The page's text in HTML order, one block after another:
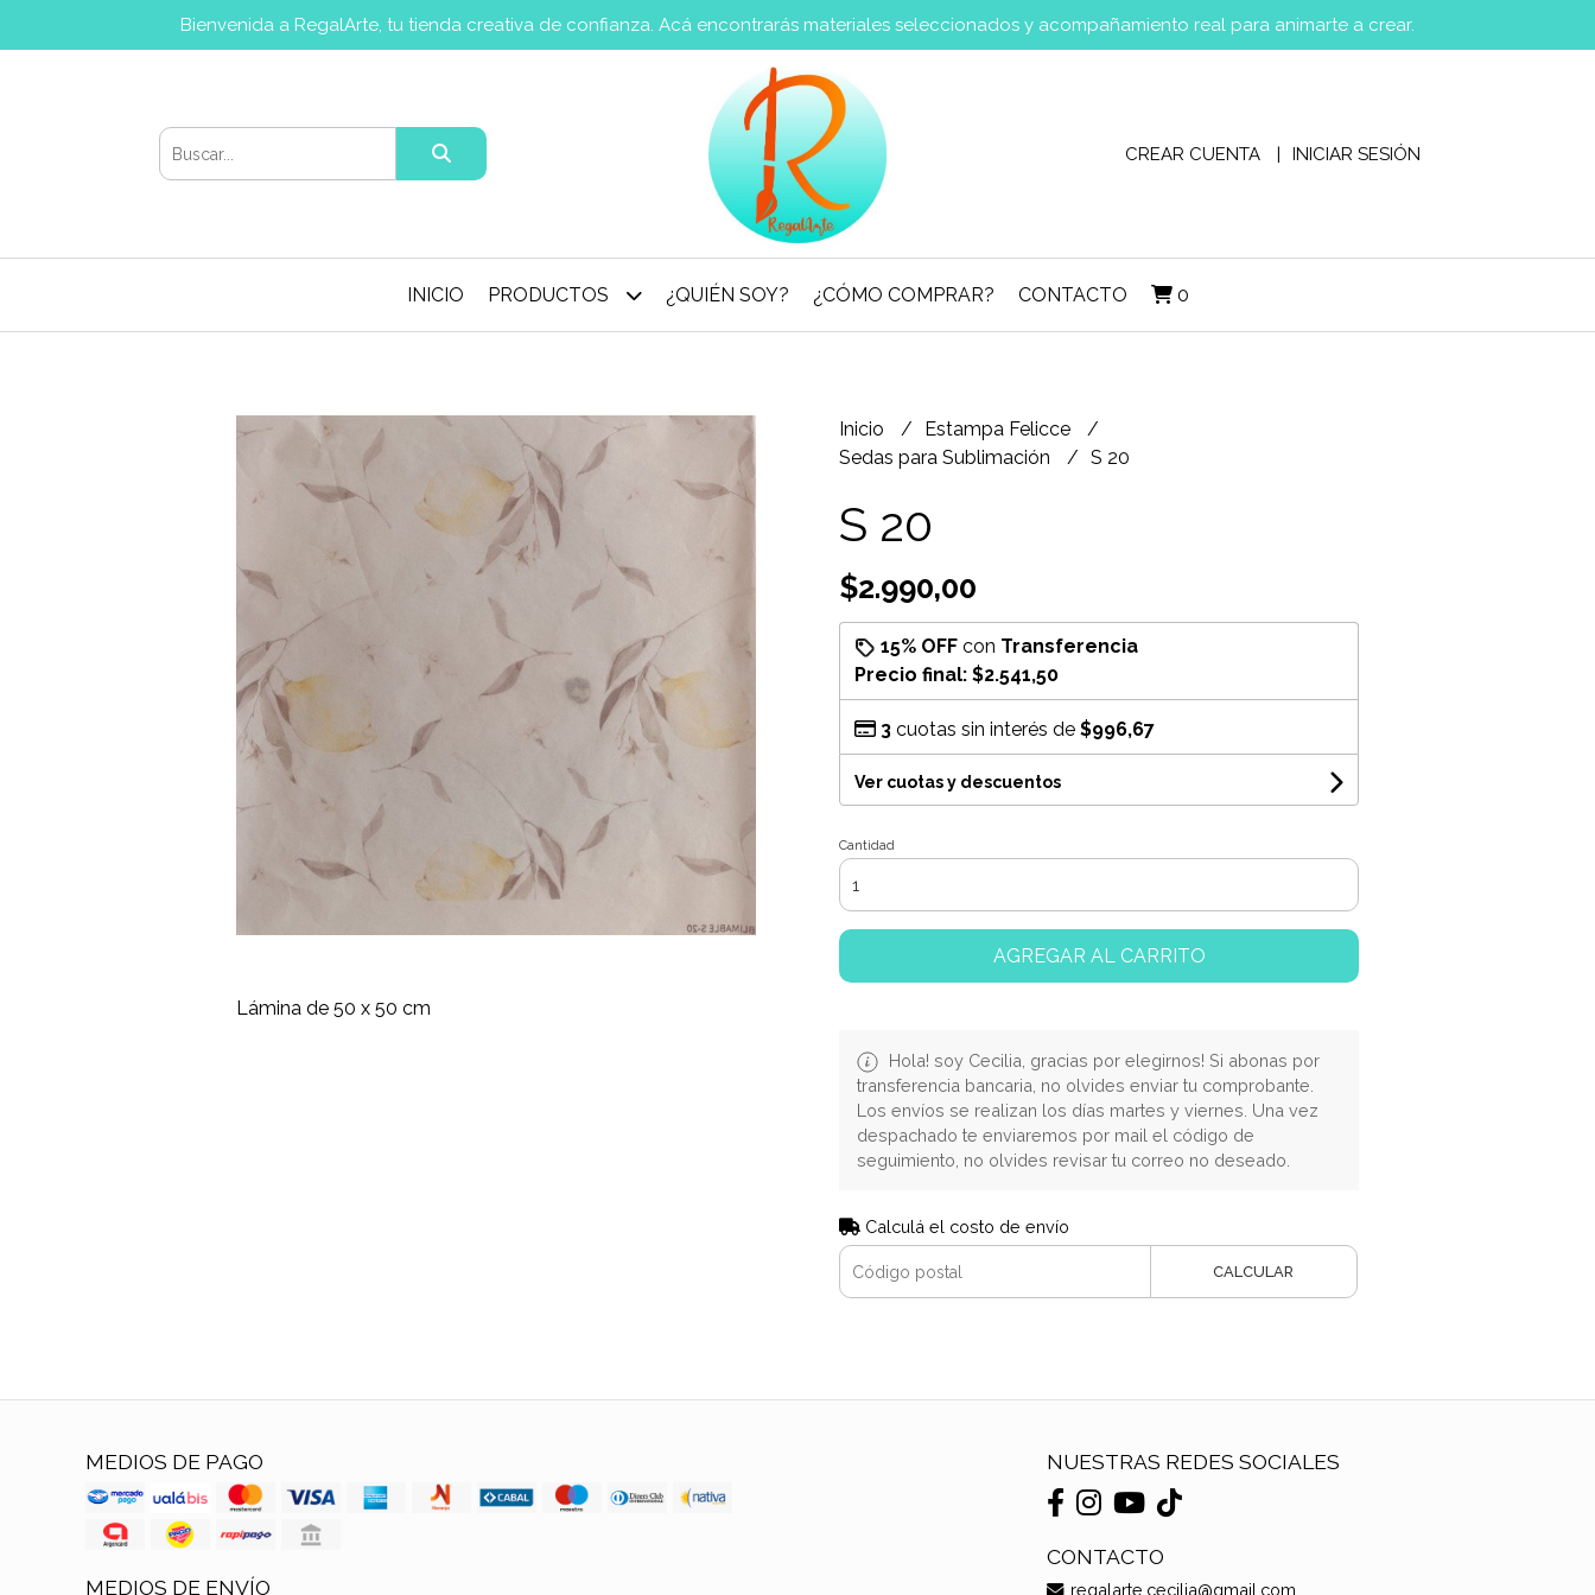
Bienvenida a RegalArte, tu tienda creativa de confianza. Acá encontrarás materiales seleccionados y acompañamiento real para animarte a crear.
CREAR CUENTA INICIAR SESIÓN
INICIO PRODUCTOS ¿QUIÉN SOY? ¿CÓMO COMPRAR? CONTACTO 0
Lámina de 50 x 50 cm
Inicio
Estampa Felicce
Sedas para Sublimación
S 20
S 20
$2.990,00
15% OFF con Transferencia
Precio final: $2.541,50
3 cuotas sin interés de $996,67
Ver cuotas y descuentos
Cantidad
AGREGAR AL CARRITO
Hola! soy Cecilia, gracias por elegirnos! Si abonas por
transferencia bancaria, no olvides enviar tu comprobante.
Los envíos se realizan los días martes y viernes. Una vez
despachado te enviaremos por mail el código de
seguimiento, no olvides revisar tu correo no deseado.
Calculá el costo de envío
CALCULAR
MEDIOS DE PAGO
MEDIOS DE ENVÍO
NUESTRAS REDES SOCIALES
CONTACTO
regalarte.cecilia@gmail.com